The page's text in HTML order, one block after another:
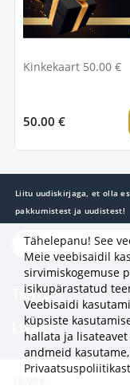
Kinkekaart 50.00 €
50.00 €
Liitu uudiskirjaga, et olla
pakkumistest ja uudistest!
TEAVE
LISAKS
KATEGOORIAD
Tähelepanu! See
Meie veebisaidil
sirvimiskogemuse
isikupärastatud
Veebisaidi
küpsiste
hallata ja
andmeid kasutame,
Privaatsuspoliitikast